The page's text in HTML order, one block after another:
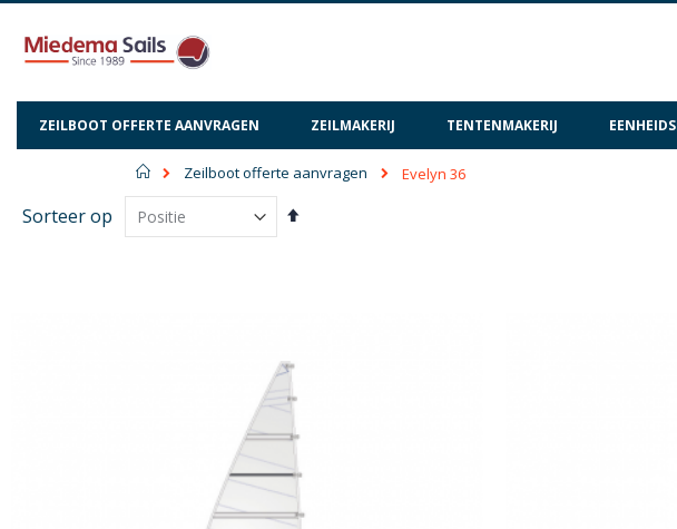
ZEILBOOT OFFERTE AANVRAGEN ZEILMAKERIJ TENTENMAKERIJ
Home
Zeilboot offerte aanvragen Evelyn 36
Sorteer op
Van